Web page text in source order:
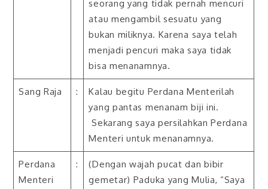
seorang yang tidak pernah mencuri
atau mengambil sesuatu yang
bukan miliknya. Karena saya telah
menjadi pencuri maka saya tidak
bisa menanamnya.
Sang Raja :
Kalau begitu Perdana Menterilah
yang pantas menanam biji ini.
Sekarang saya persilahkan Perdana
Menteri untuk menanamnya.
Perdana
Menteri
:
(Dengan wajah pucat dan bibir
gemetar) Paduka yang Mulia, “Saya